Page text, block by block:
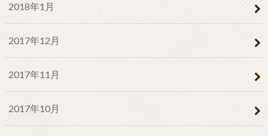
2018年1月
2017年12月
2017年11月
2017年10月